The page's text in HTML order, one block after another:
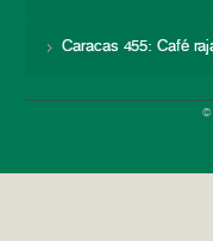
Caracas 455: Café
©